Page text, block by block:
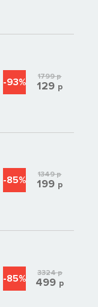
-93% 1799р
129 р
-85% 1349р
199 р
-85% 3324р
499 р